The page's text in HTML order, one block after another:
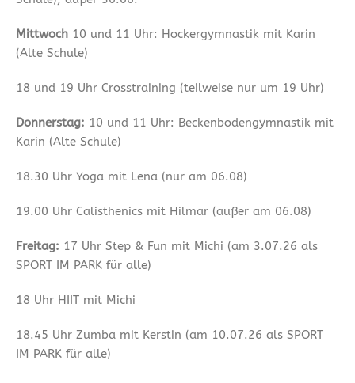
Mittwoch 10 und 11 Uhr: Hockergymnastik mit Karin
(Alte Schule)
18 und 19 Uhr Crosstraining (teilweise nur um 19 Uhr)
Donnerstag: 10 und 11 Uhr: Beckenbodengymnastik mit
Karin (Alte Schule)
18.30 Uhr Yoga mit Lena (nur am 06.08)
19.00 Uhr Calisthenics mit Hilmar (außer am 06.08)
Freitag: 17 Uhr Step & Fun mit Michi (am 3.07.26 als
SPORT IM PARK für alle)
18 Uhr HIIT mit Michi
18.45 Uhr Zumba mit Kerstin (am 10.07.26 als SPORT
IM PARK für alle)